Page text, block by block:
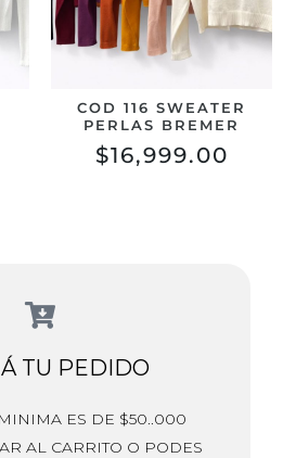
COD 116 SWEATER
PERLAS BREMER
$16,999.00
TU PEDIDO
ES DE $50..000
AL CARRITO O PODES